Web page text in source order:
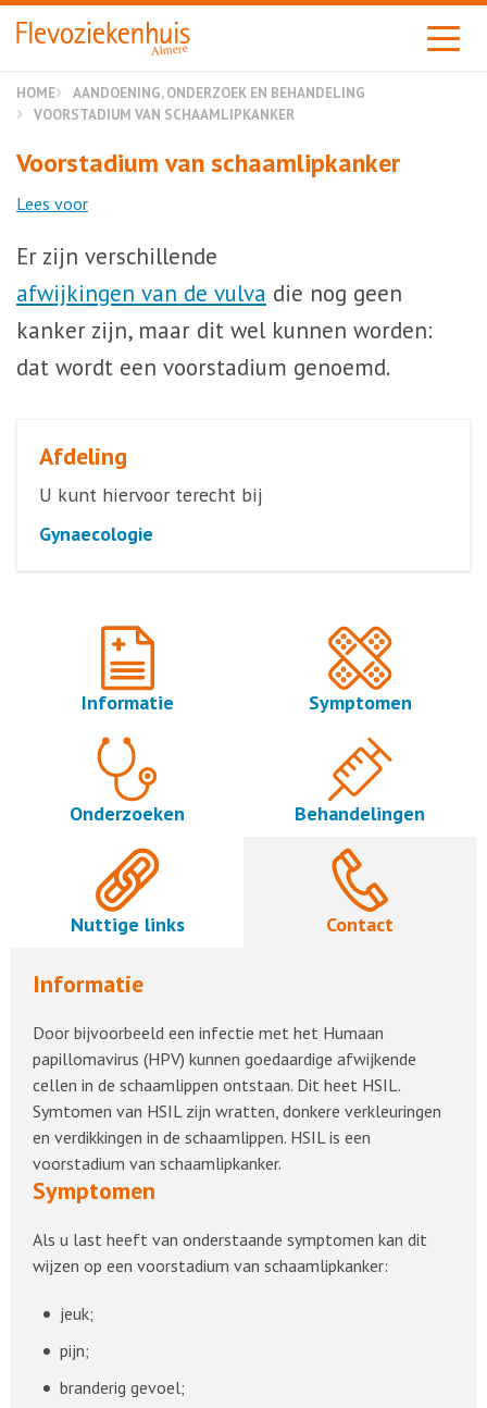
Almere
HOME
AANDOENING, ONDERZOEK EN BEHANDELING
VOORSTADIUM VAN SCHAAMLIPKANKER
Voorstadium van schaamlipkanker
Lees voor
Er zijn verschillende
afwijkingen van de vulva die nog geen
kanker zijn, maar dit wel kunnen worden:
dat wordt een voorstadium genoemd.
Afdeling
U kunt hiervoor terecht bij
Gynaecologie
Informatie Symptomen
Onderzoeken Behandelingen
Nuttige links Contact
Informatie
Door bijvoorbeeld een infectie met het Humaan
papillomavirus (HPV) kunnen goedaardige afwijkende
cellen in de schaamlippen ontstaan. Dit heet HSIL.
Symtomen van HSIL zijn wratten, donkere verkleuringen
en verdikkingen in de schaamlippen. HSIL is een
voorstadium van schaamlipkanker.
Symptomen
Als u last heeft van onderstaande symptomen kan dit
wijzen op een voorstadium van schaamlipkanker:
jeuk;
pijn;
branderig gevoel;